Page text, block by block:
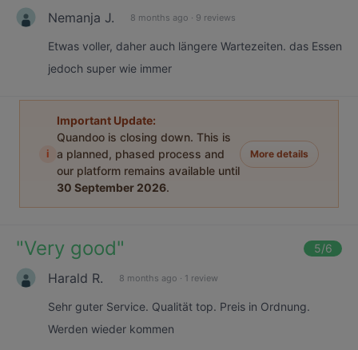
Nemanja J. 8 months ago · 9 reviews
Etwas voller, daher auch längere Wartezeiten. das Essen
jedoch super wie immer
i
Important Update:
Quandoo is closing down. This is
a planned, phased process and
our platform remains available until
30 September 2026.
More details
"Very good" 5/6
Harald R. 8 months ago · 1 review
Sehr guter Service. Qualität top. Preis in Ordnung.
Werden wieder kommen